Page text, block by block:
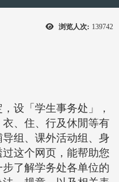
浏览人次: 139742
设「学生事务处」，
、住、行及休閒等有
组、课外活动组、身
这个网页，能帮助您
了解学务处各单位的